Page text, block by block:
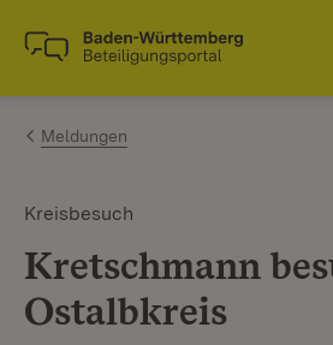
Zum Inhalt springen
Link zur Startseite
Meldungen
Kreisbesuch
Kretschmann
Ostalbkreis